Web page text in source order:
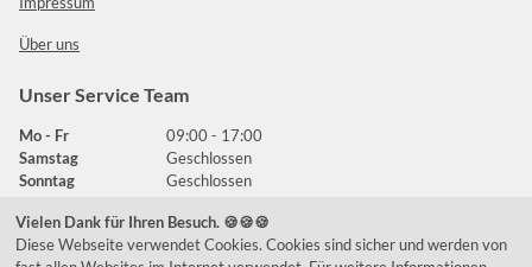
Über uns
Unser Service Team
Mo - Fr
09:00 - 17:00
Samstag
Geschlossen
Sonntag
Geschlossen
Häufig gestellte Fragen
Vielen Dank für Ihren Besuch. 🍪🍪🍪
Diese Webseite verwendet Cookies. Cookies sind sicher und werden von